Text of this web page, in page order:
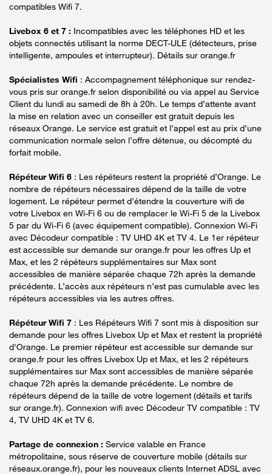
compatibles Wifi 7.
Livebox 6 et 7 : Incompatibles avec les téléphones HD et les
objets connectés utilisant la norme DECT-ULE (détecteurs, prise
intelligente, ampoules et interrupteur). Détails sur orange.fr
Spécialistes Wifi : Accompagnement téléphonique sur rendez-
vous pris sur orange.fr selon disponibilité ou via appel au Service
Client du lundi au samedi de 8h à 20h. Le temps d’attente avant
la mise en relation avec un conseiller est gratuit depuis les
réseaux Orange. Le service est gratuit et l’appel est au prix d’une
communication normale selon l’offre détenue, ou décompté du
forfait mobile.
Répéteur Wifi 6 : Les répéteurs restent la propriété d’Orange. Le
nombre de répéteurs nécessaires dépend de la taille de votre
logement. Le répéteur permet d’étendre la couverture wifi de
votre Livebox en Wi-Fi 6 ou de remplacer le Wi-Fi 5 de la Livebox
5 par du Wi-Fi 6 (avec équipement compatible). Connexion Wi-Fi
avec Décodeur compatible : TV UHD 4K et TV 4. Le 1er répéteur
est accessible sur demande sur orange.fr pour les offres Up et
Max, et les 2 répéteurs supplémentaires sur Max sont
accessibles de manière séparée chaque 72h après la demande
précédente. L’accès aux répéteurs n’est pas cumulable avec les
répéteurs accessibles via les autres offres.
Répéteur Wifi 7 : Les Répéteurs Wifi 7 sont mis à disposition sur
demande pour les offres Livebox Up et Max et restent la propriété
d'Orange. Le premier répéteur est accessible sur demande sur
orange.fr pour les offres Livebox Up et Max, et les 2 répéteurs
supplémentaires sur Max sont accessibles de manière séparée
chaque 72h après la demande précédente. Le nombre de
répéteurs dépend de la taille de votre logement (détails et tarifs
sur orange.fr). Connexion wifi avec Décodeur TV compatible : TV
4, TV UHD 4K et TV 6.
Partage de connexion : Service valable en France
métropolitaine, sous réserve de couverture mobile (détails sur
réseaux.orange.fr), pour les nouveaux clients Internet ADSL avec